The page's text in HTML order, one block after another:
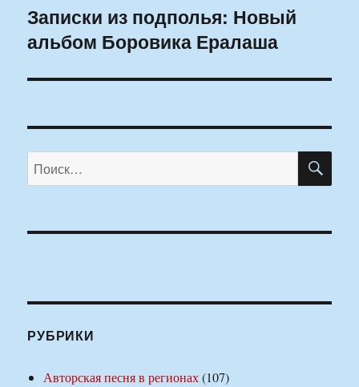
Следующая
запись:
Записки из подполья: Новый
альбом Боровика Ералаша
Искать:
РУБРИКИ
Авторская песня в регионах(107)